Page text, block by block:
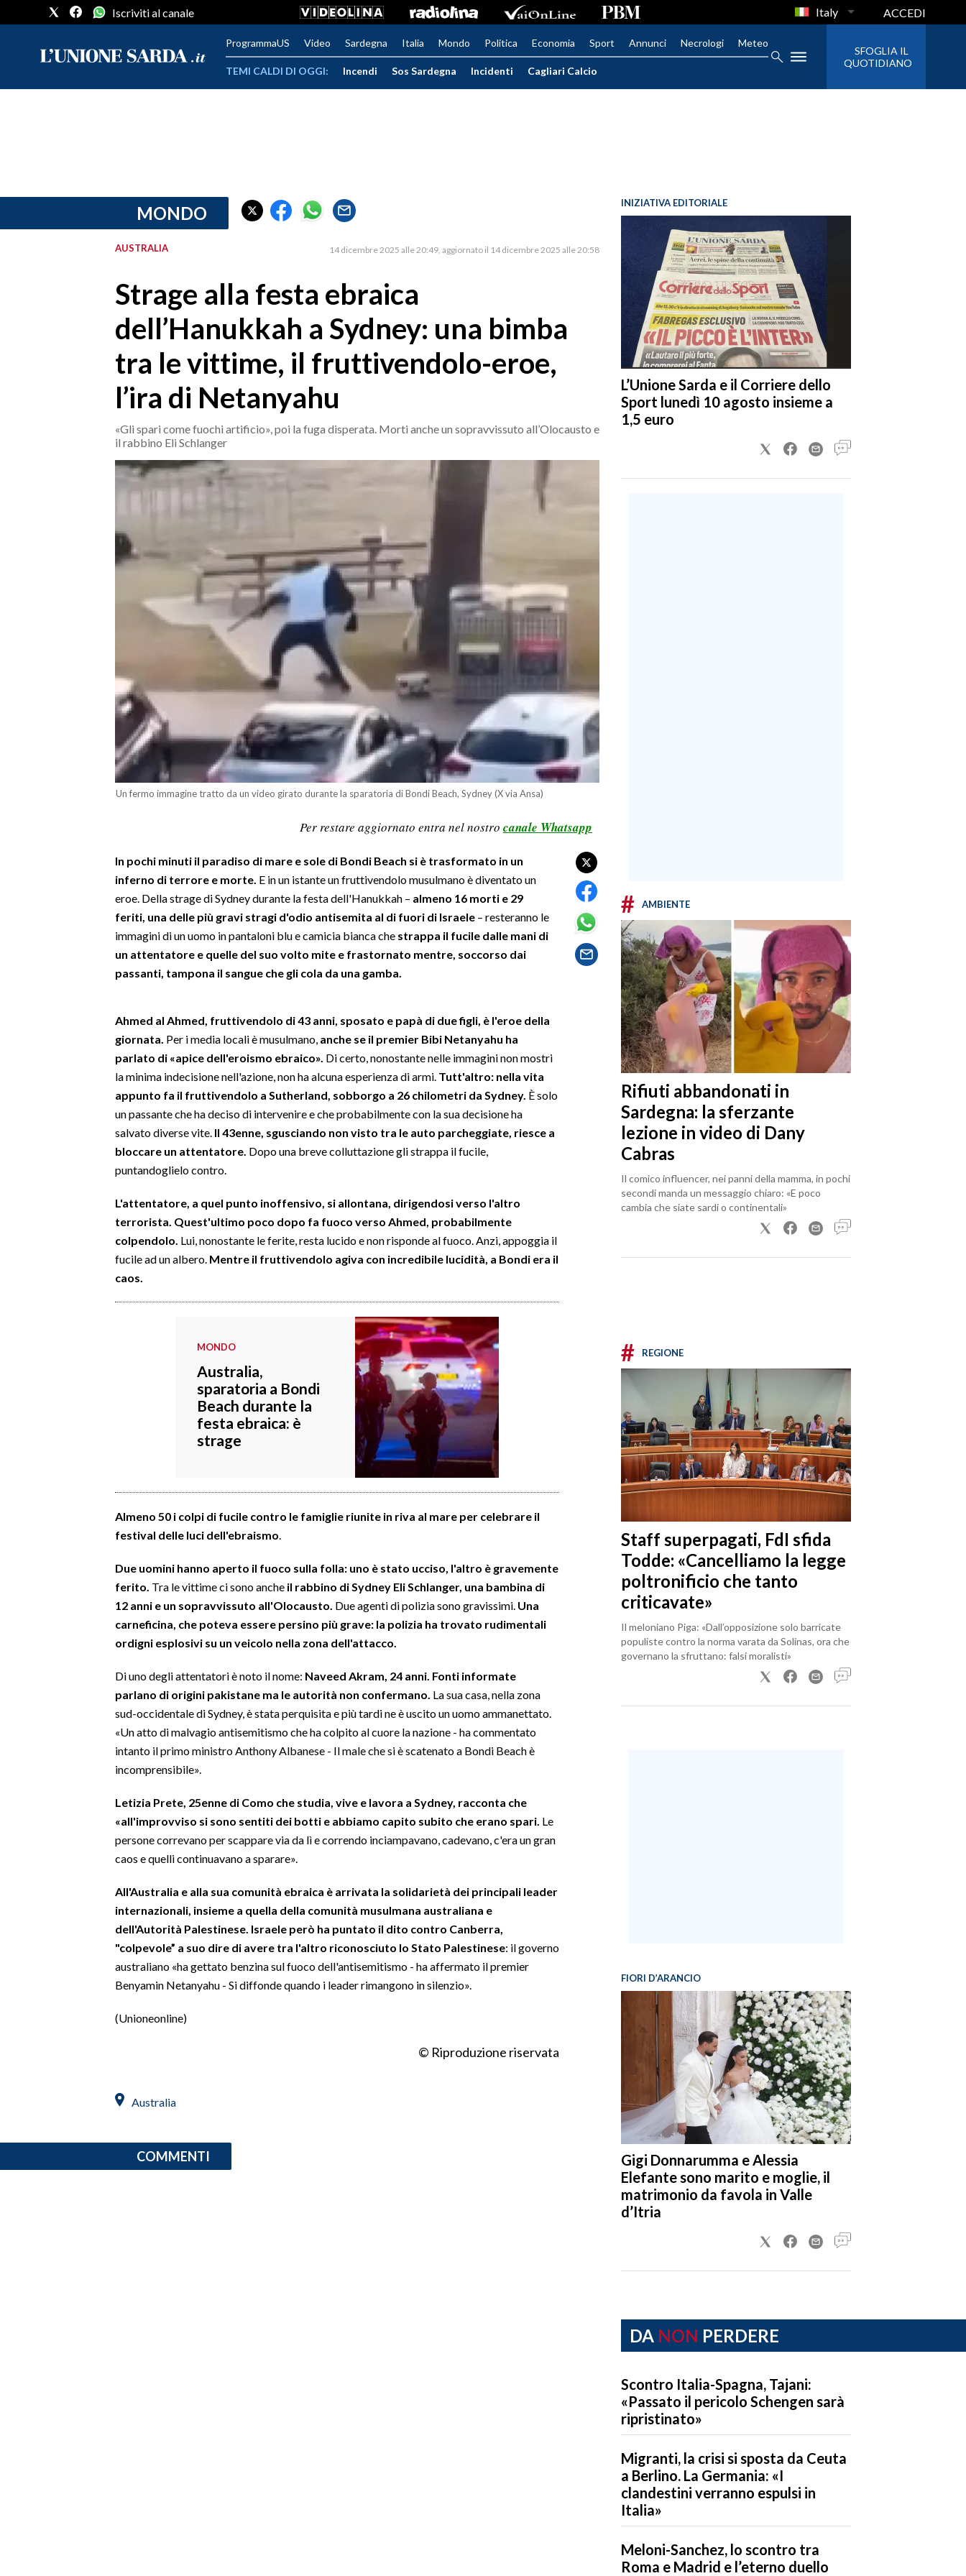
PROVINCIA DI CAGLIARI
RISULTATI E CLASSIFICHE
Iscriviti al canale Italy ACCEDI
ProgrammaUS Video Sardegna Italia Mondo Politica Economia Sport Annunci Necrologi Meteo
TEMI CALDI DI OGGI: Incendi Sos Sardegna Incidenti Cagliari Calcio
SFOGLIA IL
QUOTIDIANO
MONDO
AUSTRALIA 14 dicembre 2025 alle 20:49 aggiornato il 14 dicembre 2025 alle 20:58
Strage alla festa ebraica
dell’Hanukkah a Sydney: una bimba
tra le vittime, il fruttivendolo-eroe,
l’ira di Netanyahu
«Gli spari come fuochi artificio», poi la fuga disperata. Morti anche un sopravvissuto all’Olocausto e
il rabbino Eli Schlanger
Un fermo immagine tratto da un video girato durante la sparatoria di Bondi Beach, Sydney (X via Ansa)
Per restare aggiornato entra nel nostro canale Whatsapp
In pochi minuti il paradiso di mare e sole di Bondi Beach si è trasformato in un
inferno di terrore e morte. E in un istante un fruttivendolo musulmano è diventato un
eroe. Della strage di Sydney durante la festa dell'Hanukkah – almeno 16 morti e 29
feriti, una delle più gravi stragi d'odio antisemita al di fuori di Israele – resteranno le
immagini di un uomo in pantaloni blu e camicia bianca che strappa il fucile dalle mani di
un attentatore e quelle del suo volto mite e frastornato mentre, soccorso dai
passanti, tampona il sangue che gli cola da una gamba.
Ahmed al Ahmed, fruttivendolo di 43 anni, sposato e papà di due figli, è l'eroe della
giornata. Per i media locali è musulmano, anche se il premier Bibi Netanyahu ha
parlato di «apice dell'eroismo ebraico». Di certo, nonostante nelle immagini non mostri
la minima indecisione nell'azione, non ha alcuna esperienza di armi. Tutt'altro: nella vita
appunto fa il fruttivendolo a Sutherland, sobborgo a 26 chilometri da Sydney. È solo
un passante che ha deciso di intervenire e che probabilmente con la sua decisione ha
salvato diverse vite. Il 43enne, sgusciando non visto tra le auto parcheggiate, riesce a
bloccare un attentatore. Dopo una breve colluttazione gli strappa il fucile,
puntandoglielo contro.
L'attentatore, a quel punto inoffensivo, si allontana, dirigendosi verso l'altro
terrorista. Quest'ultimo poco dopo fa fuoco verso Ahmed, probabilmente
colpendolo. Lui, nonostante le ferite, resta lucido e non risponde al fuoco. Anzi, appoggia il
fucile ad un albero. Mentre il fruttivendolo agiva con incredibile lucidità, a Bondi era il
caos.
MONDO
Australia,
sparatoria a Bondi
Beach durante la
festa ebraica: è
strage
Almeno 50 i colpi di fucile contro le famiglie riunite in riva al mare per celebrare il
festival delle luci dell'ebraismo.
Due uomini hanno aperto il fuoco sulla folla: uno è stato ucciso, l'altro è gravemente
ferito. Tra le vittime ci sono anche il rabbino di Sydney Eli Schlanger, una bambina di
12 anni e un sopravvissuto all'Olocausto. Due agenti di polizia sono gravissimi. Una
carneficina, che poteva essere persino più grave: la polizia ha trovato rudimentali
ordigni esplosivi su un veicolo nella zona dell'attacco.
Di uno degli attentatori è noto il nome: Naveed Akram, 24 anni. Fonti informate
parlano di origini pakistane ma le autorità non confermano. La sua casa, nella zona
sud-occidentale di Sydney, è stata perquisita e più tardi ne è uscito un uomo ammanettato.
«Un atto di malvagio antisemitismo che ha colpito al cuore la nazione - ha commentato
intanto il primo ministro Anthony Albanese - Il male che si è scatenato a Bondi Beach è
incomprensibile».
Letizia Prete, 25enne di Como che studia, vive e lavora a Sydney, racconta che
«all'improvviso si sono sentiti dei botti e abbiamo capito subito che erano spari. Le
persone correvano per scappare via da lì e correndo inciampavano, cadevano, c'era un gran
caos e quelli continuavano a sparare».
All'Australia e alla sua comunità ebraica è arrivata la solidarietà dei principali leader
internazionali, insieme a quella della comunità musulmana australiana e
dell'Autorità Palestinese. Israele però ha puntato il dito contro Canberra,
"colpevole” a suo dire di avere tra l'altro riconosciuto lo Stato Palestinese: il governo
australiano «ha gettato benzina sul fuoco dell'antisemitismo - ha affermato il premier
Benyamin Netanyahu - Si diffonde quando i leader rimangono in silenzio».
(Unioneonline)
© Riproduzione riservata
Australia
COMMENTI
INIZIATIVA EDITORIALE
L’Unione Sarda e il Corriere dello
Sport lunedì 10 agosto insieme a
1,5 euro
# AMBIENTE
Rifiuti abbandonati in
Sardegna: la sferzante
lezione in video di Dany
Cabras
Il comico influencer, nei panni della mamma, in pochi
secondi manda un messaggio chiaro: «E poco
cambia che siate sardi o continentali»
# REGIONE
Staff superpagati, FdI sfida
Todde: «Cancelliamo la legge
poltronificio che tanto
criticavate»
Il meloniano Piga: «Dall’opposizione solo barricate
populiste contro la norma varata da Solinas, ora che
governano la sfruttano: falsi moralisti»
FIORI D’ARANCIO
Gigi Donnarumma e Alessia
Elefante sono marito e moglie, il
matrimonio da favola in Valle
d’Itria
DA NON PERDERE
Scontro Italia-Spagna, Tajani:
«Passato il pericolo Schengen sarà
ripristinato»
Migranti, la crisi si sposta da Ceuta
a Berlino. La Germania: «I
clandestini verranno espulsi in
Italia»
Meloni-Sanchez, lo scontro tra
Roma e Madrid e l’eterno duello